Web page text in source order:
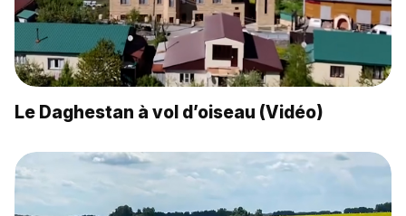
Le Daghestan à vol d’oiseau (Vidéo)